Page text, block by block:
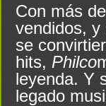
Con más
vendidos, y
se
hits, Philco
leyenda. Y
legado